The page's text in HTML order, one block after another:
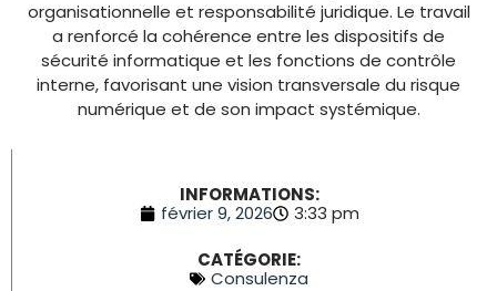
organisationnelle et responsabilité juridique. Le travail
a renforcé la cohérence entre les dispositifs de
sécurité informatique et les fonctions de contrôle
interne, favorisant une vision transversale du risque
numérique et de son impact systémique.
INFORMATIONS:
février 9, 2026
3:33 pm
CATÉGORIE:
Consulenza